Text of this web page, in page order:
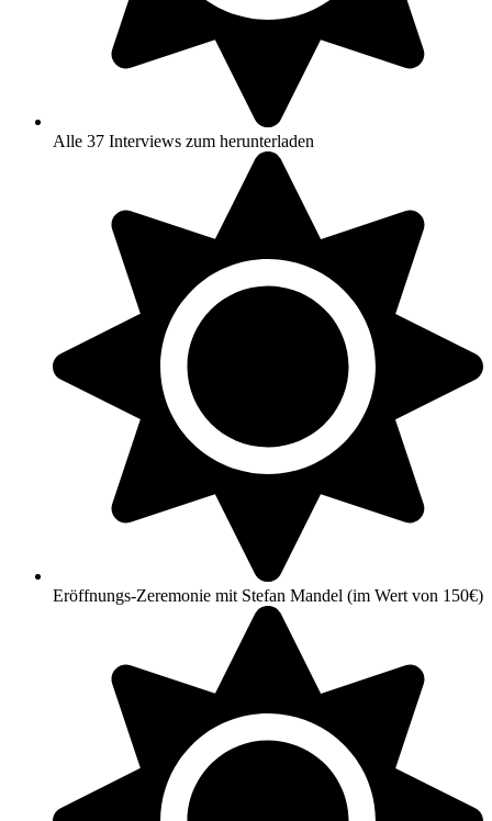
Alle 37 Interviews zum herunterladen
Eröffnungs-Zeremonie mit Stefan Mandel (im Wert von 150€)